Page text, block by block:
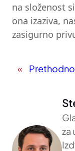
na složenost
ona izaziva,
zasigurno
« Prethodno
za